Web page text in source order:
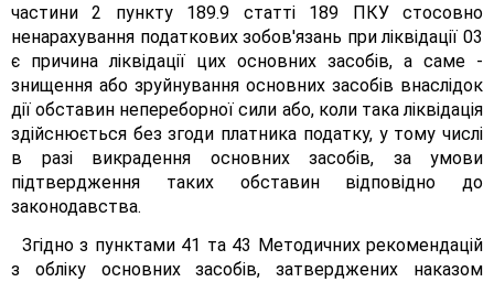
частини 2 пункту 189.9 статті 189 ПКУ стосовно
ненарахування податкових зобов'язань при ліквідації 03
є причина ліквідації цих основних засобів, а саме -
знищення або зруйнування основних засобів внаслідок
дії обставин непереборної сили або, коли така ліквідація
здійснюється без згоди платника податку, у тому числі
в разі викрадення основних засобів, за умови
підтвердження таких обставин відповідно до
законодавства.
Згідно з пунктами 41 та 43 Методичних рекомендацій
з обліку основних засобів, затверджених наказом